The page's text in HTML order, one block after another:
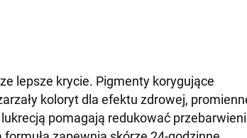
lepsze krycie. Pigmenty korygujące
koloryt dla efektu zdrowej,
pomagają redukować